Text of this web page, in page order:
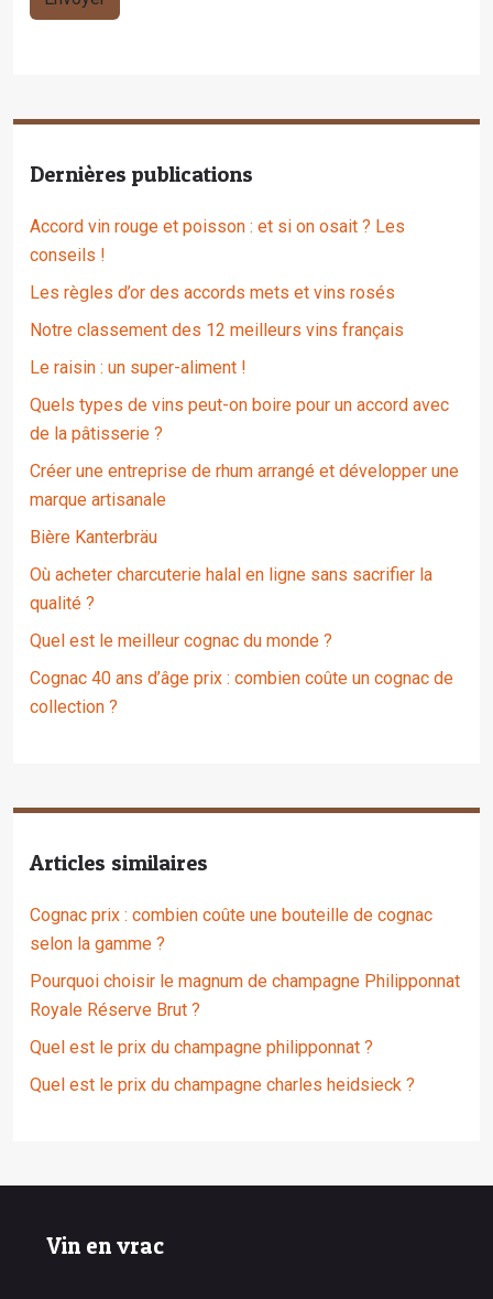
Dernières publications
Accord vin rouge et poisson : et si on osait ? Les
conseils !
Les règles d’or des accords mets et vins rosés
Notre classement des 12 meilleurs vins français
Le raisin : un super-aliment !
Quels types de vins peut-on boire pour un accord avec
de la pâtisserie ?
Créer une entreprise de rhum arrangé et développer une
marque artisanale
Bière Kanterbräu
Où acheter charcuterie halal en ligne sans sacrifier la
qualité ?
Quel est le meilleur cognac du monde ?
Cognac 40 ans d’âge prix : combien coûte un cognac de
collection ?
Articles similaires
Cognac prix : combien coûte une bouteille de cognac
selon la gamme ?
Pourquoi choisir le magnum de champagne Philipponnat
Royale Réserve Brut ?
Quel est le prix du champagne philipponnat ?
Quel est le prix du champagne charles heidsieck ?
Vin en vrac